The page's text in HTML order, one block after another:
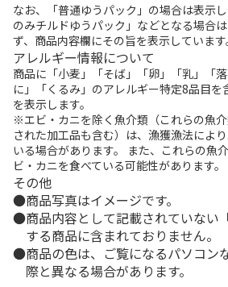
なお、「普通ゆうパック」の場合は表示
のみチルドゆうパック」などとなる場合
ず、商品内容欄にその旨を表示しています
アレルギー情報について
商品に「小麦」「そば」「卵」「乳」「
に」「くるみ」のアレルギー特定8品目を
を表示します。
※エビ・カニを除く魚介類（これらの魚
された加工品も含む）は、漁獲漁法によ
いる場合があります。 また、これらの魚
ビ・カニを食べている可能性があります。
その他
商品写真はイメージです。
商品内容として記載されていない
する商品に含まれておりません。
商品の色は、ご覧になるパソコン
際と異なる場合があります。